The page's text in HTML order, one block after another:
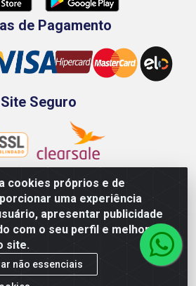
cookies próprios e de
uma experiência
apresentar publicidade
com o seu perfil e melhorar a
site.
não essenciais
de Pagamento
Site Seguro
Km 73, 4505, Galpão A, Ibura -
340 - CNPJ 70.089.974/0001-79